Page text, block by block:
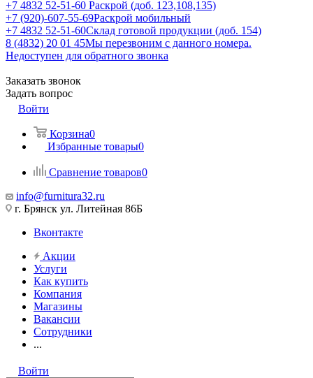
+7 4832 52-51-60 Раскрой (доб. 123,108,135)
+7 (920)-607-55-69Раскрой мобильный
+7 4832 52-51-60Склад готовой продукции (доб. 154)
8 (4832) 20 01 45Мы перезвоним с данного номера.
Недоступен для обратного звонка
Заказать звонок
Задать вопрос
Войти
Корзина0
Избранные товары0
Сравнение товаров0
info@furnitura32.ru
г. Брянск ул. Литейная 86Б
Вконтакте
Акции
Услуги
Как купить
Компания
Магазины
Вакансии
Сотрудники
...
Войти